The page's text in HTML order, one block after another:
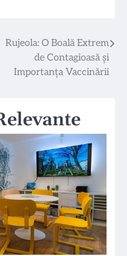
Rujeola: O Boală Extrem
de Contagioasă și
Importanța Vaccinării